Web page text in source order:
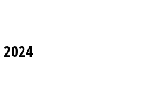
2024